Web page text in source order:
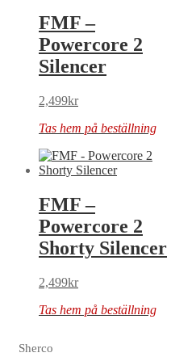
FMF –
Powercore 2
Silencer
2,499kr
Tas hem på beställning
FMF –
Powercore 2
Shorty Silencer
2,499kr
Tas hem på beställning
Sherco